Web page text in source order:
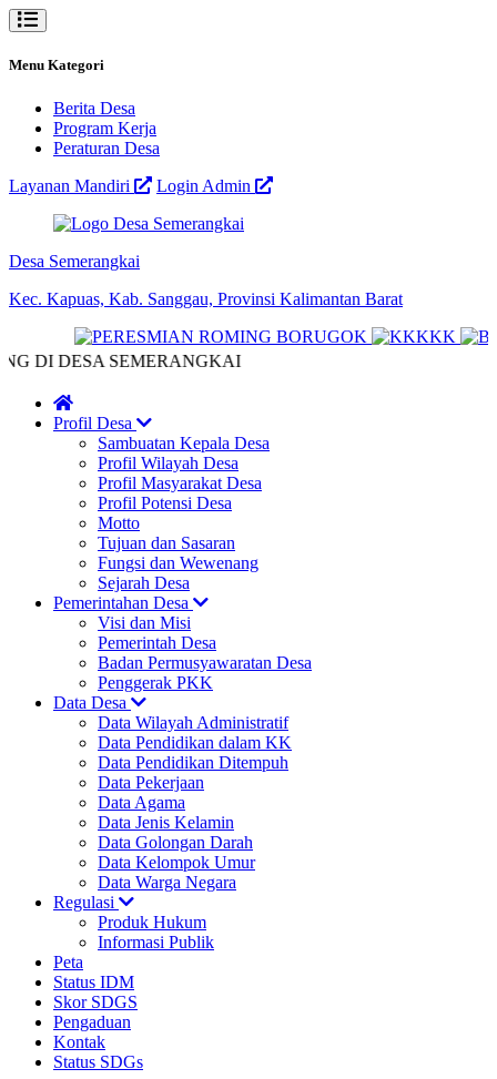
Menu Kategori
Berita Desa
Program Kerja
Peraturan Desa
Layanan Mandiri
Login Admin
Desa Semerangkai
Kec. Kapuas, Kab. Sanggau, Provinsi Kalimantan Barat
DI DESA SEMERANGKAI
Profil Desa
Sambuatan Kepala Desa
Profil Wilayah Desa
Profil Masyarakat Desa
Profil Potensi Desa
Motto
Tujuan dan Sasaran
Fungsi dan Wewenang
Sejarah Desa
Pemerintahan Desa
Visi dan Misi
Pemerintah Desa
Badan Permusyawaratan Desa
Penggerak PKK
Data Desa
Data Wilayah Administratif
Data Pendidikan dalam KK
Data Pendidikan Ditempuh
Data Pekerjaan
Data Agama
Data Jenis Kelamin
Data Golongan Darah
Data Kelompok Umur
Data Warga Negara
Regulasi
Produk Hukum
Informasi Publik
Peta
Status IDM
Skor SDGS
Pengaduan
Kontak
Status SDGs